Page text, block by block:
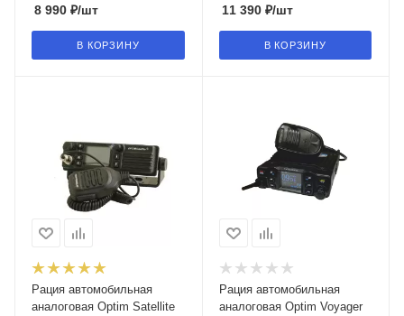
8 990 ₽/шт
В КОРЗИНУ
11 390₽/шт
В КОРЗИНУ
Рация автомобильная
аналоговая Optim Satellite
Рация автомобильная
аналоговая Optim Voyager